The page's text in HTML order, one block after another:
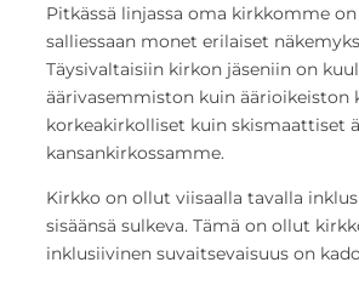
Pitkässä linjassa oma kirkkomme
salliessaan monet erilaiset
Täysivaltaisiin kirkon jäseniin on
äärivasemmiston kuin äärioikeiston
korkeakirkolliset kuin skismaattiset
kansankirkossamme.
Kirkko on ollut viisaalla tavalla
sisäänsä sulkeva. Tämä on ollut
inklusiivinen suvaitsevaisuus on